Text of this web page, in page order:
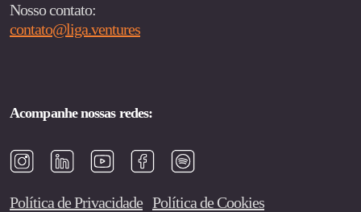
Nosso contato:
contato@liga.ventures
Acompanhe nossas redes:
Política de Privacidade Política de Cookies